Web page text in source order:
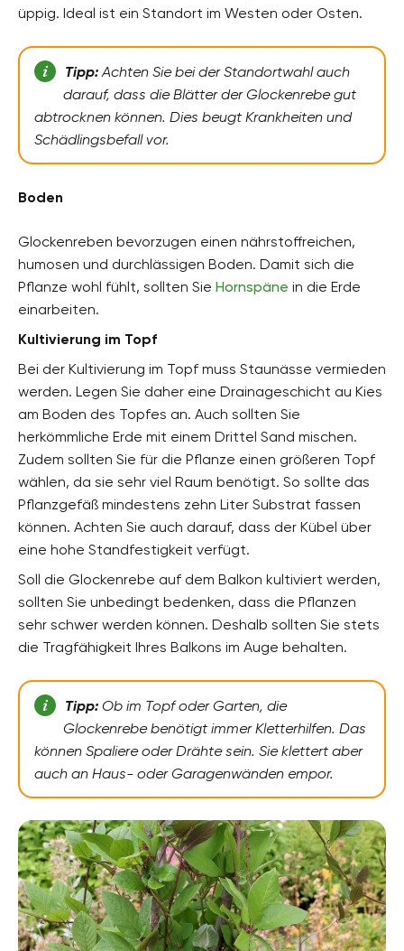
üppig. Ideal ist ein Standort im Westen oder Osten.
Tipp:Achten Sie bei der Standortwahl auch
darauf, dass die Blätter der Glockenrebe gut
abtrocknen können. Dies beugt Krankheiten und
Schädlingsbefall vor.
Boden
Glockenreben bevorzugen einen nährstoffreichen,
humosen und durchlässigen Boden. Damit sich die
Pflanze wohl fühlt, sollten Sie Hornspäne in die Erde
einarbeiten.
Kultivierung im Topf
Bei der Kultivierung im Topf muss Staunässe vermieden
werden. Legen Sie daher eine Drainageschicht au Kies
am Boden des Topfes an. Auch sollten Sie
herkömmliche Erde mit einem Drittel Sand mischen.
Zudem sollten Sie für die Pflanze einen größeren Topf
wählen, da sie sehr viel Raum benötigt. So sollte das
Pflanzgefäß mindestens zehn Liter Substrat fassen
können. Achten Sie auch darauf, dass der Kübel über
eine hohe Standfestigkeit verfügt.
Soll die Glockenrebe auf dem Balkon kultiviert werden,
sollten Sie unbedingt bedenken, dass die Pflanzen
sehr schwer werden können. Deshalb sollten Sie stets
die Tragfähigkeit Ihres Balkons im Auge behalten.
Tipp:Ob im Topf oder Garten, die
Glockenrebe benötigt immer Kletterhilfen. Das
können Spaliere oder Drähte sein. Sie klettert aber
auch an Haus- oder Garagenwänden empor.